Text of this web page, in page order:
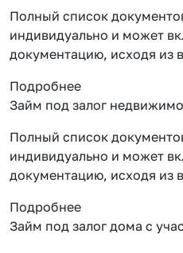
Полный список
индивидуально и может
документацию, исходя из
Подробнее
Займ под залог
Полный список
индивидуально и может
документацию, исходя из
Подробнее
Займ под залог дома с